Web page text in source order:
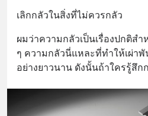
เลิกกลัวในสิ่งที่ไม่ควรกลัว
ผมว่าความกลัวเป็นเรื่องปกติส
ๆ ความกลัวนี่แหละที่ทำให้เผ่าพั
อย่างยาวนาน ดังนั้นถ้าใครรู้สึก